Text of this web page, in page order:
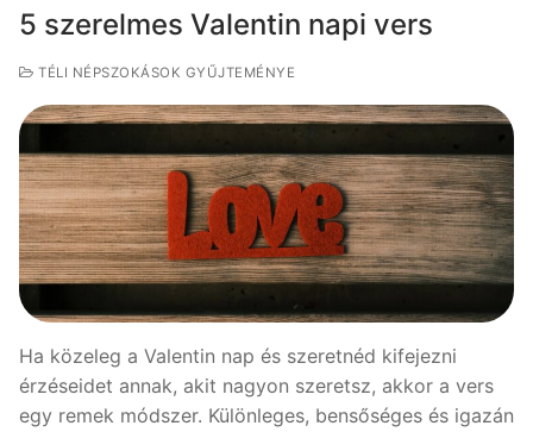
5 szerelmes Valentin napi vers
TÉLI NÉPSZOKÁSOK GYŰJTEMÉNYE
Ha közeleg a Valentin nap és szeretnéd kifejezni
érzéseidet annak, akit nagyon szeretsz, akkor a vers
egy remek módszer. Különleges, bensőséges és igazán